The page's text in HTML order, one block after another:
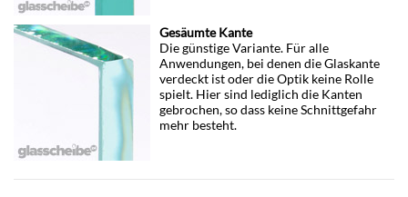
Gesäumte Kante
Die günstige Variante. Für alle
Anwendungen, bei denen die Glaskante
verdeckt ist oder die Optik keine Rolle
spielt. Hier sind lediglich die Kanten
gebrochen, so dass keine Schnittgefahr
mehr besteht.